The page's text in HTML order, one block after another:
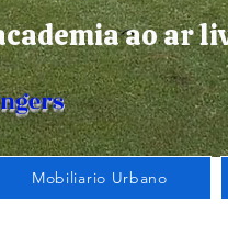
ao ar
Mobiliario Urbano